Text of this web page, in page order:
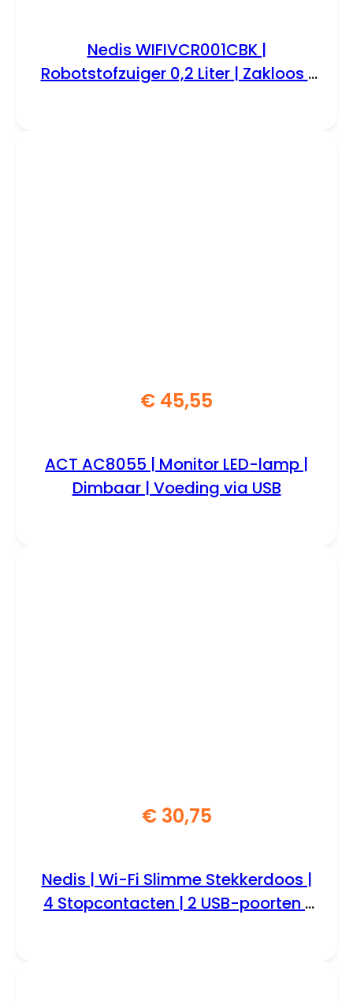
Nedis WIFIVCR001CBK |
Robotstofzuiger 0,2 Liter | Zakloos |
€ 45,55
ACT AC8055 | Monitor LED-lamp |
Dimbaar | Voeding via USB
€30,75
Nedis | Wi-Fi Slimme Stekkerdoos |
4 Stopcontacten | 2 USB-poorten |